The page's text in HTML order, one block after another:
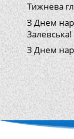
Тижнева
З Днем
Залевська!
З Днем